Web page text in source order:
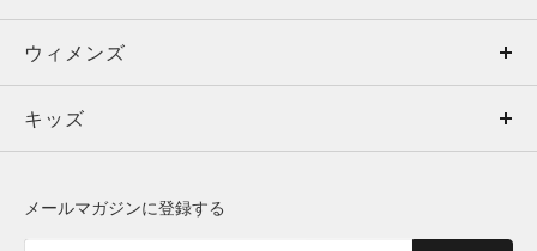
ウィメンズ
キッズ
トップス
ボトムス
ウィメンズ
トップス
キッズ
メールマガジンに登録する